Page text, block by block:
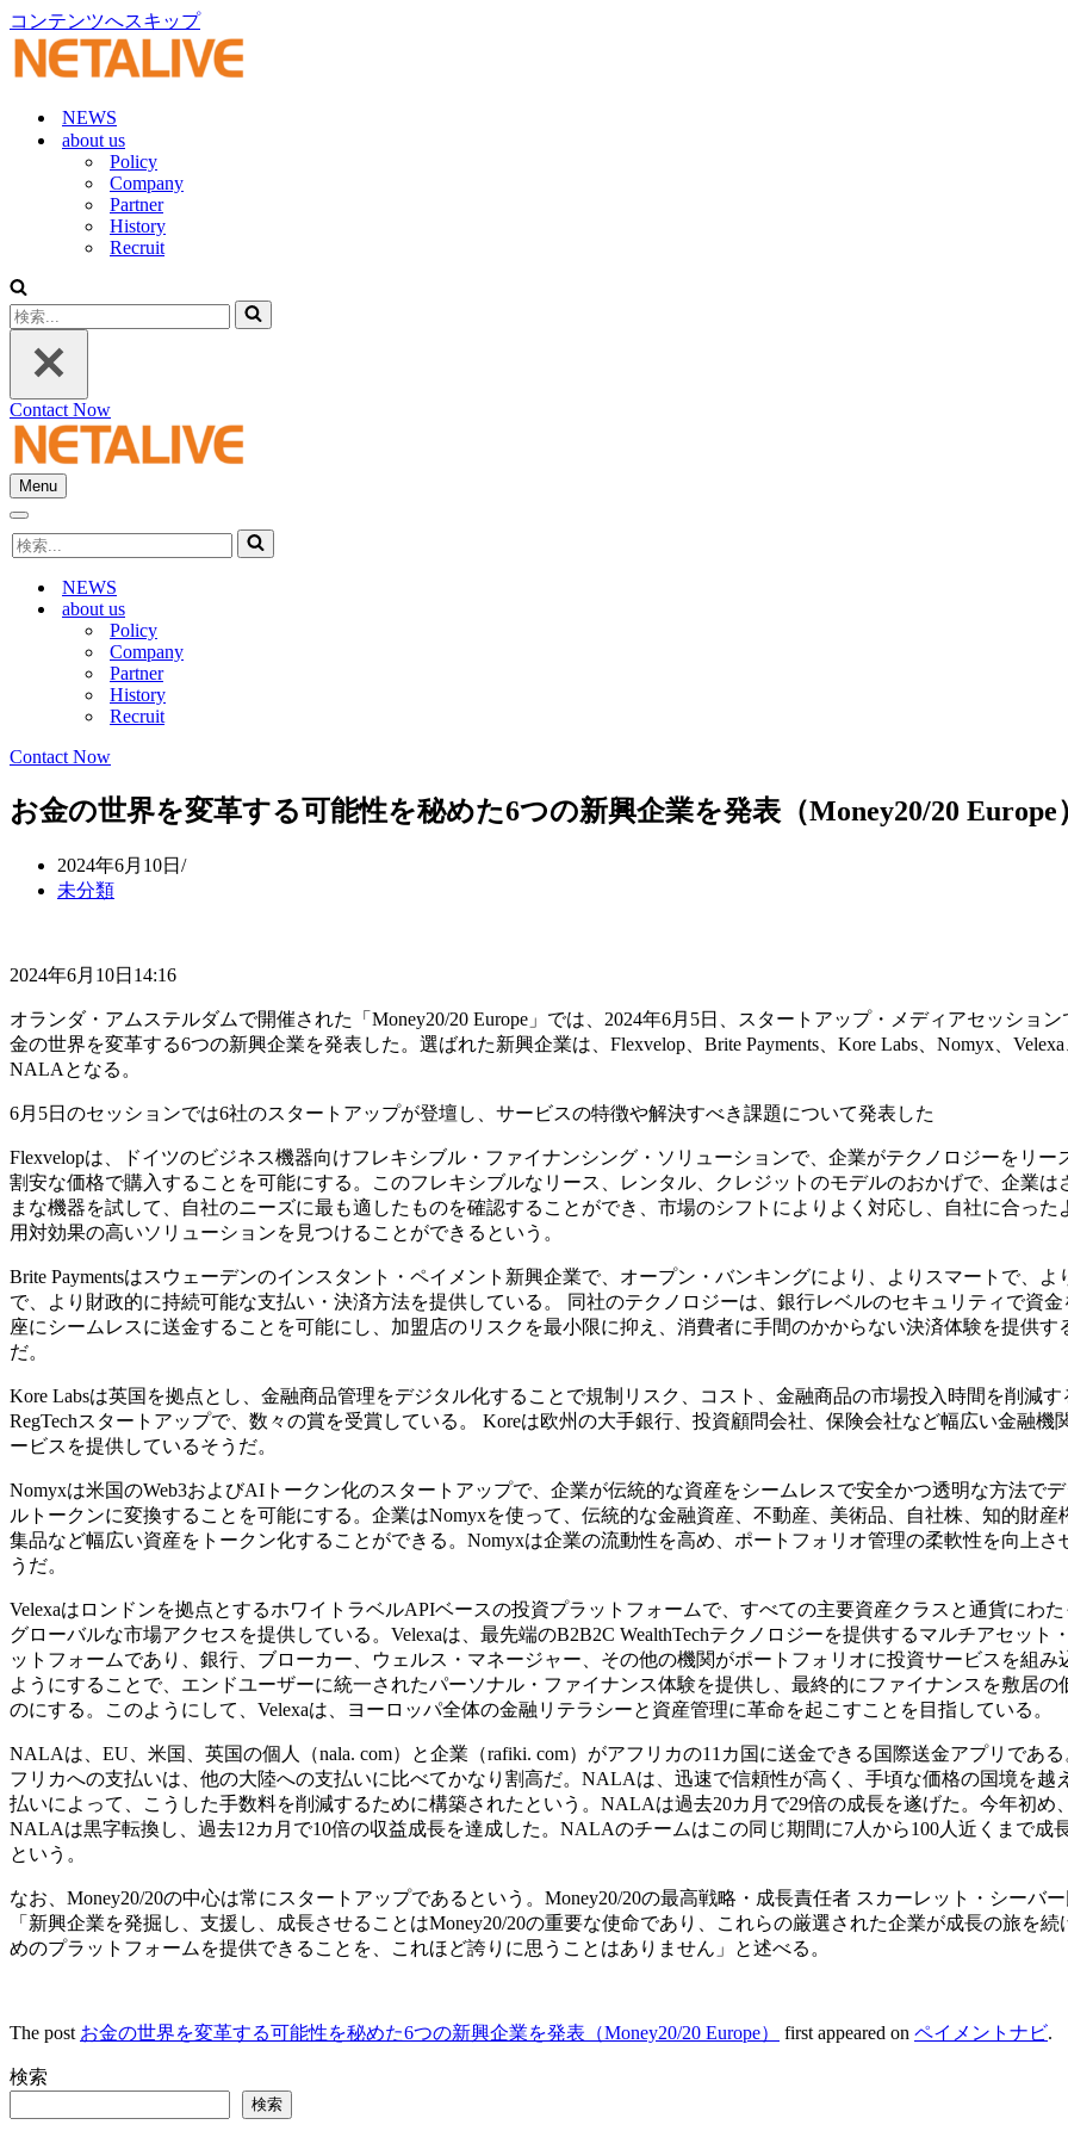
コンテンツへスキップ
NEWS
about us
Policy
Company
Partner
History
Recruit
検
索...
Contact Now
Menu
ナ
ゲ
シ
ョ
ナ
ビ
検
索...
NEWS
about us
Policy
Company
Partner
History
Recruit
Contact Now
お金の世界を変革する可能性を秘めた6つの新興企業を発表（Money20/20 Europe
2024年6月10日
未分類
2024年6月10日14:16
オランダ・アムステルダムで開催された「Money20/20 Europe」では、2024年6月5日、スタートアップ・メディアセッション
金の世界を変革する6つの新興企業を発表した。選ばれた新興企業は、Flexvelop、Brite Payments、Kore Labs、Nomyx、Velexa
NALAとなる。
6月5日のセッションでは6社のスタートアップが登壇し、サービスの特徴や解決すべき課題について発表した
Flexvelopは、ドイツのビジネス機器向けフレキシブル・ファイナンシング・ソリューションで、企業がテクノロジーをリー
割安な価格で購入することを可能にする。このフレキシブルなリース、レンタル、クレジットのモデルのおかげで、企業は
まな機器を試して、自社のニーズに最も適したものを確認することができ、市場のシフトによりよく対応し、自社に合った
用対効果の高いソリューションを見つけることができるという。
Brite Paymentsはスウェーデンのインスタント・ペイメント新興企業で、オープン・バンキングにより、よりスマートで、よ
で、より財政的に持続可能な支払い・決済方法を提供している。 同社のテクノロジーは、銀行レベルのセキュリティで資金
座にシームレスに送金することを可能にし、加盟店のリスクを最小限に抑え、消費者に手間のかからない決済体験を提供す
だ。
Kore Labsは英国を拠点とし、金融商品管理をデジタル化することで規制リスク、コスト、金融商品の市場投入時間を削減す
RegTechスタートアップで、数々の賞を受賞している。 Koreは欧州の大手銀行、投資顧問会社、保険会社など幅広い金融機
ービスを提供しているそうだ。
Nomyxは米国のWeb3およびAIトークン化のスタートアップで、企業が伝統的な資産をシームレスで安全かつ透明な方法でデ
ルトークンに変換することを可能にする。企業はNomyxを使って、伝統的な金融資産、不動産、美術品、自社株、知的財産
集品など幅広い資産をトークン化することができる。Nomyxは企業の流動性を高め、ポートフォリオ管理の柔軟性を向上さ
うだ。
Velexaはロンドンを拠点とするホワイトラベルAPIベースの投資プラットフォームで、すべての主要資産クラスと通貨にわた
グローバルな市場アクセスを提供している。Velexaは、最先端のB2B2C WealthTechテクノロジーを提供するマルチアセット
ットフォームであり、銀行、ブローカー、ウェルス・マネージャー、その他の機関がポートフォリオに投資サービスを組み
ようにすることで、エンドユーザーに統一されたパーソナル・ファイナンス体験を提供し、最終的にファイナンスを敷居の
のにする。このようにして、Velexaは、ヨーロッパ全体の金融リテラシーと資産管理に革命を起こすことを目指している。
NALAは、EU、米国、英国の個人（nala. com）と企業（rafiki. com）がアフリカの11カ国に送金できる国際送金アプリである
フリカへの支払いは、他の大陸への支払いに比べてかなり割高だ。NALAは、迅速で信頼性が高く、手頃な価格の国境を越
払いによって、こうした手数料を削減するために構築されたという。NALAは過去20カ月で29倍の成長を遂げた。今年初め、
NALAは黒字転換し、過去12カ月で10倍の収益成長を達成した。NALAのチームはこの同じ期間に7人から100人近くまで成
という。
なお、Money20/20の中心は常にスタートアップであるという。Money20/20の最高戦略・成長責任者 スカーレット・シーバ
「新興企業を発掘し、支援し、成長させることはMoney20/20の重要な使命であり、これらの厳選された企業が成長の旅を続
めのプラットフォームを提供できることを、これほど誇りに思うことはありません」と述べる。
The post お金の世界を変革する可能性を秘めた6つの新興企業を発表（Money20/20 Europe） first appeared on ペイメントナビ.
検索
検索